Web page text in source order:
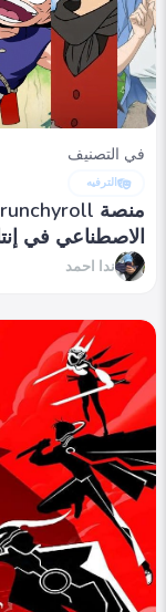
في التصنيف
الترفيه
الاصطناعي في
ندا احمد